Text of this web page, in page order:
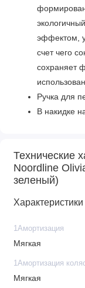
эффектом,
счет чего
сохраняет
Ручка для
В накидке
Материал
Материал
100%
Материал
Прогулочный
Для детей
Технические
Noordline
зеленый)
Характеристики
1Амортизация
Мягкая
1Амортизация
Мягкая